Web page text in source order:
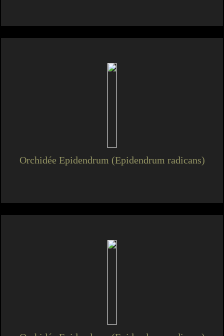
Orchidée Epidendrum (Epidendrum radicans)